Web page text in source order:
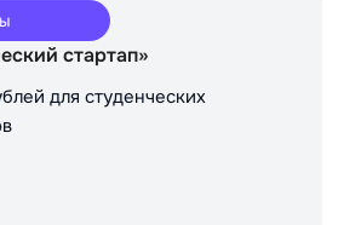
стартап»
для студенческих